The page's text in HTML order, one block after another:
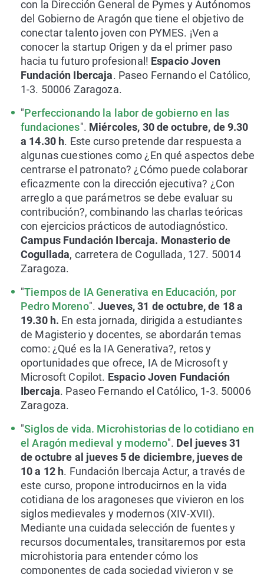
con la Dirección General de Pymes y Autónomos
del Gobierno de Aragón que tiene el objetivo de
conectar talento joven con PYMES. ¡Ven a
conocer la startup Origen y da el primer paso
hacia tu futuro profesional! Espacio Joven
Fundación Ibercaja. Paseo Fernando el Católico,
1-3. 50006 Zaragoza.
"Perfeccionando la labor de gobierno en las
fundaciones". Miércoles, 30 de octubre, de 9.30
a 14.30 h. Este curso pretende dar respuesta a
algunas cuestiones como ¿En qué aspectos debe
centrarse el patronato? ¿Cómo puede colaborar
eficazmente con la dirección ejecutiva? ¿Con
arreglo a que parámetros se debe evaluar su
contribución?, combinando las charlas teóricas
con ejercicios prácticos de autodiagnóstico.
Campus Fundación Ibercaja. Monasterio de
Cogullada, carretera de Cogullada, 127. 50014
Zaragoza.
"Tiempos de IA Generativa en Educación, por
Pedro Moreno".Jueves, 31 de octubre, de 18 a
19.30 h. En esta jornada, dirigida a estudiantes
de Magisterio y docentes, se abordarán temas
como: ¿Qué es la IA Generativa?, retos y
oportunidades que ofrece, IA de Microsoft y
Microsoft Copilot. Espacio Joven Fundación
Ibercaja. Paseo Fernando el Católico, 1-3. 50006
Zaragoza.
"Siglos de vida. Microhistorias de lo cotidiano en
el Aragón medieval y moderno". Del jueves 31
de octubre al jueves 5 de diciembre, jueves de
10 a 12 h. Fundación Ibercaja Actur, a través de
este curso, propone introducirnos en la vida
cotidiana de los aragoneses que vivieron en los
siglos medievales y modernos (XIV-XVII).
Mediante una cuidada selección de fuentes y
recursos documentales, transitaremos por esta
microhistoria para entender cómo los
componentes de cada sociedad vivieron y se